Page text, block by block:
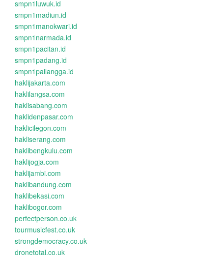
smpn1luwuk.id
smpn1madiun.id
smpn1manokwari.id
smpn1narmada.id
smpn1pacitan.id
smpn1padang.id
smpn1pailangga.id
haklijakarta.com
haklilangsa.com
haklisabang.com
haklidenpasar.com
haklicilegon.com
hakliserang.com
haklibengkulu.com
haklijogja.com
haklijambi.com
haklibandung.com
haklibekasi.com
haklibogor.com
perfectperson.co.uk
tourmusicfest.co.uk
strongdemocracy.co.uk
dronetotal.co.uk